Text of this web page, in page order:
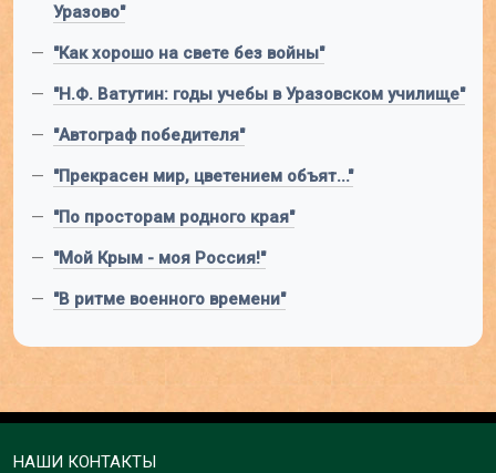
Уразово"
— "Как хорошо на свете без войны"
— "Н.Ф. Ватутин: годы учебы в Уразовском училище"
— "Автограф победителя"
— "Прекрасен мир, цветением объят..."
— "По просторам родного края"
— "Мой Крым - моя Россия!"
— "В ритме военного времени"
НАШИ КОНТАКТЫ